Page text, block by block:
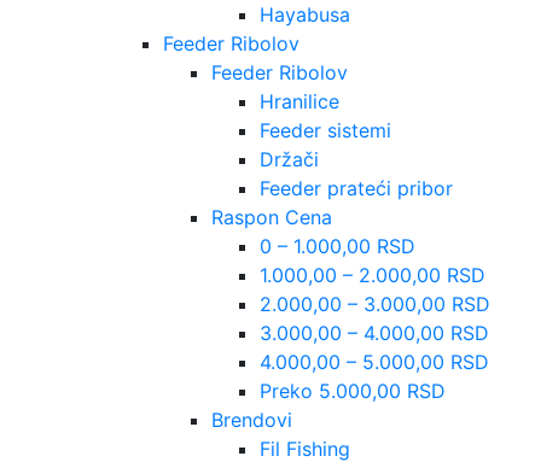
Hayabusa
Feeder Ribolov
Feeder Ribolov
Hranilice
Feeder sistemi
Držači
Feeder prateći pribor
Raspon Cena
0 – 1.000,00 RSD
1.000,00 – 2.000,00 RSD
2.000,00 – 3.000,00 RSD
3.000,00 – 4.000,00 RSD
4.000,00 – 5.000,00 RSD
Preko 5.000,00 RSD
Brendovi
Fil Fishing